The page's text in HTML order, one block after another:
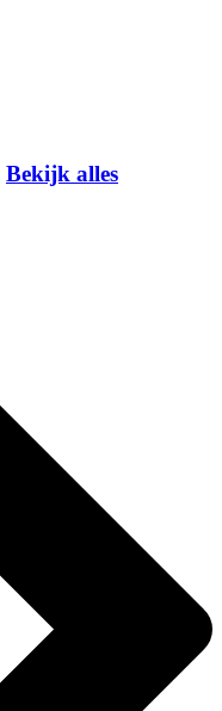
Bekijk alles